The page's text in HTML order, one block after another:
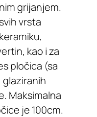
grijanjem.
vrsta
kao i za
pločica (sa
Maksimalna
je 100cm.